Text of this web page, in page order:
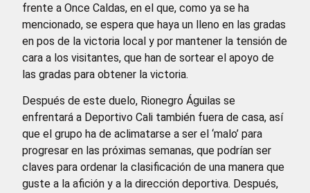
frente a Once Caldas, en el que, como ya se ha
mencionado, se espera que haya un lleno en las gradas
en pos de la victoria local y por mantener la tensión de
cara a los visitantes, que han de sortear el apoyo de
las gradas para obtener la victoria.
Después de este duelo, Rionegro Águilas se
enfrentará a Deportivo Cali también fuera de casa, así
que el grupo ha de aclimatarse a ser el ‘malo’ para
progresar en las próximas semanas, que podrían ser
claves para ordenar la clasificación de una manera que
guste a la afición y a la dirección deportiva. Después,